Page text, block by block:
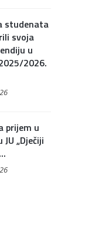
studenata
svoja
u
2026.
prijem u
„Dječiji